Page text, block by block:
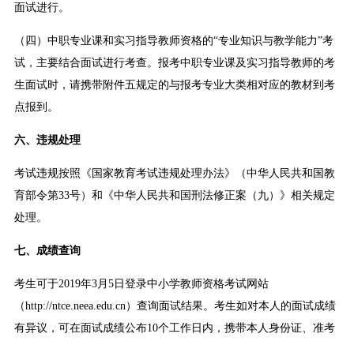
面试进行。
（四）中职专业课和实习指导教师资格的“专业知识与教学能力”考
试，主要结合面试进行考查。报考中职专业课及实习指导教师的考
生面试时，请携带附件五规定的与报考专业大类相对应的教材到考
点报到。
六、违规处理
考试违规按照《国家教育考试违规处理办法》（中华人民共和国教
育部令第33号）和《中华人民共和国刑法修正案（九）》相关规定
处理。
七、成绩查询
考生可于2019年3月5日登录中小学教师资格考试网站
（http://ntce.neea.edu.cn）查询面试结果。考生如对本人的面试成绩
有异议，可在面试成绩公布10个工作日内，携带本人身份证、准考